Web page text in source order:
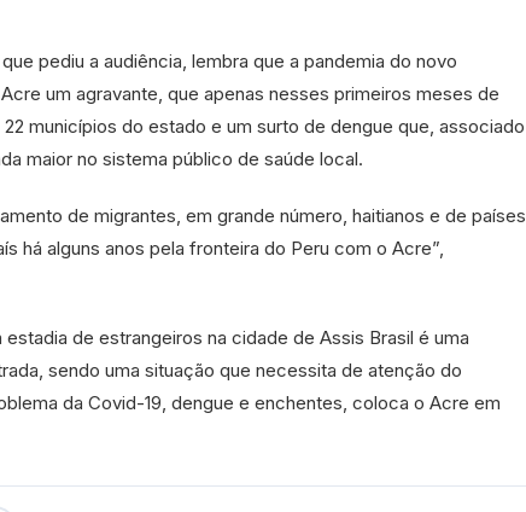
pediu a audiência, lembra que a pandemia do novo
um agravante, que apenas nesses primeiros meses de
municípios do estado e um surto de dengue que, associado
maior no sistema público de saúde local.
de migrantes, em grande número, haitianos e de países
há alguns anos pela fronteira do Peru com o Acre”,
de estrangeiros na cidade de Assis Brasil é uma
sendo uma situação que necessita de atenção do
da Covid-19, dengue e enchentes, coloca o Acre em